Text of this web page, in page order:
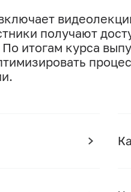
получают
итогам курса